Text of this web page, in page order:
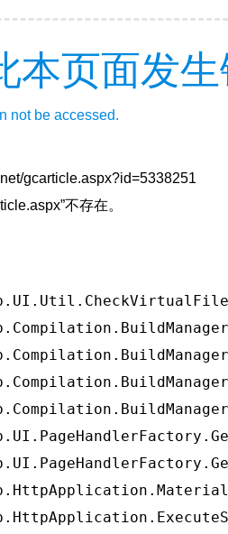
本页面发
not be accessed.
gcarticle.aspx?id=5338251
不存在。